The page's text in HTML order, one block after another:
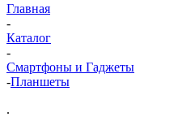
Главная
-
Каталог
-
Смартфоны и Гаджеты
-Планшеты
.